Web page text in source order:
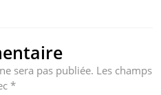
sera pas publiée. Les champs
*